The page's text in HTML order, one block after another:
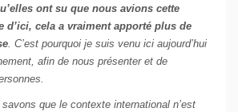
ont su que nous avions cette
d’ici, cela a vraiment apporté plus de
. C’est pourquoi je suis venu ici aujourd’hui
afin de nous présenter et de
que le contexte international n’est